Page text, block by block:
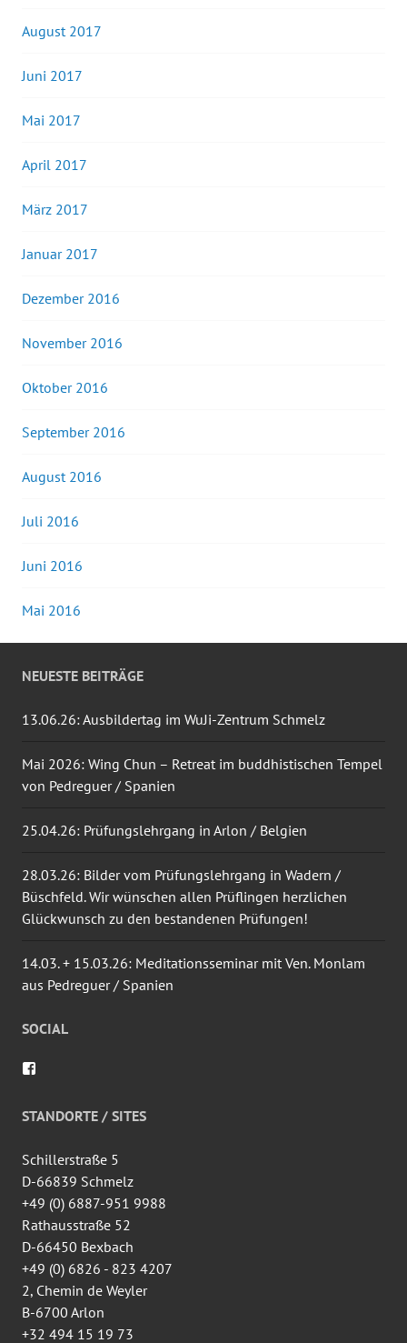
August 2017
Juni 2017
Mai 2017
April 2017
März 2017
Januar 2017
Dezember 2016
November 2016
Oktober 2016
September 2016
August 2016
Juli 2016
Juni 2016
Mai 2016
NEUESTE BEITRÄGE
13.06.26: Ausbildertag im WuJi-Zentrum Schmelz
Mai 2026: Wing Chun – Retreat im buddhistischen Tempel
von Pedreguer / Spanien
25.04.26: Prüfungslehrgang in Arlon / Belgien
28.03.26: Bilder vom Prüfungslehrgang in Wadern /
Büschfeld. Wir wünschen allen Prüflingen herzlichen
Glückwunsch zu den bestandenen Prüfungen!
14.03. + 15.03.26: Meditationsseminar mit Ven. Monlam
aus Pedreguer / Spanien
SOCIAL
auf
Facebook
STANDORTE / SITES
Schillerstraße 5
D-66839 Schmelz
+49 (0) 6887-951 9988
Rathausstraße 52
D-66450 Bexbach
+49 (0) 6826 - 823 4207
2, Chemin de Weyler
B-6700 Arlon
+32 494 15 19 73